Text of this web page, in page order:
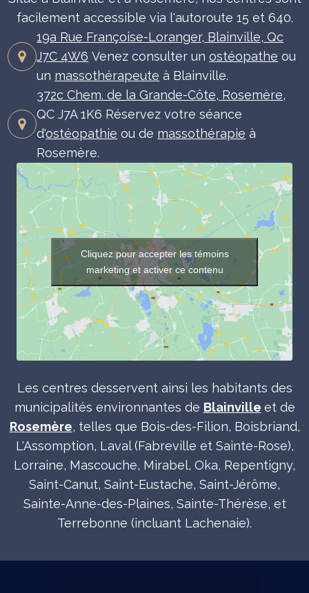
facilement accessible via l'autoroute 15 et 640.
19a Rue Françoise-Loranger, Blainville, Qc
J7C 4W6 Venez consulter unostéopathe ou
un massothérapeute à Blainville.
372c Chem. de la Grande-Côte, Rosemère,
QC J7A 1K6 Réservez votre séance
d'ostéopathie ou de massothérapie à
Rosemère.
Cliquez pour accepter les témoins
marketing et activer ce contenu
Les centres desservent ainsi les habitants des
municipalités environnantes de Blainville et de
Rosemère, telles que Bois-des-Filion, Boisbriand,
L'Assomption, Laval (Fabreville et Sainte-Rose),
Lorraine, Mascouche, Mirabel, Oka, Repentigny,
Saint-Canut, Saint-Eustache, Saint-Jérôme,
Sainte-Anne-des-Plaines, Sainte-Thérèse, et
Terrebonne (incluant Lachenaie).